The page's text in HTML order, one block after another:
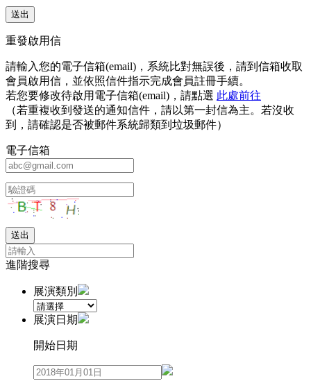
重發啟用信
請輸入您的電子信箱(email)，系統比對無誤後，請到信箱收取
會員啟用信，並依照信件指示完成會員註冊手續。
若您要修改待啟用電子信箱(email)，請點選 此處前往
（若重複收到發送的通知信件，請以第一封信為主。若沒收
到，請確認是否被郵件系統歸類到垃圾郵件）
電子信箱
進階搜尋
展演類別
展演日期
開始日期